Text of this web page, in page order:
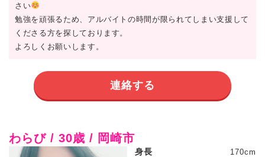
さい
勉強を頑張るため、アルバイトの時間が限られてしまい支援して
くださる方を探しております。
よろしくお願いします。
連絡する
わらび / 30歳 / 岡崎市
身長 170cm